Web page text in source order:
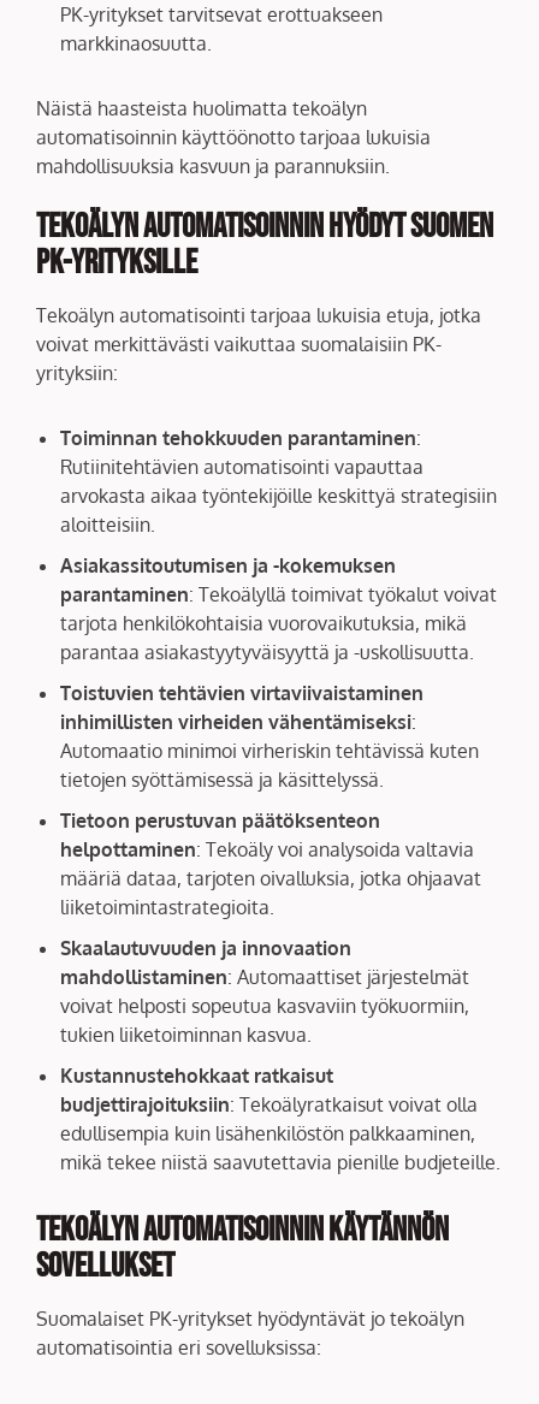
PK-yritykset tarvitsevat erottuakseen
markkinaosuutta.
Näistä haasteista huolimatta tekoälyn
automatisoinnin käyttöönotto tarjoaa lukuisia
mahdollisuuksia kasvuun ja parannuksiin.
Tekoälyn Automatisoinnin Hyödyt Suomen
PK-yrityksille
Tekoälyn automatisointi tarjoaa lukuisia etuja, jotka
voivat merkittävästi vaikuttaa suomalaisiin PK-
yrityksiin:
Toiminnan tehokkuuden parantaminen:
Rutiinitehtävien automatisointi vapauttaa
arvokasta aikaa työntekijöille keskittyä strategisiin
aloitteisiin.
Asiakassitoutumisen ja -kokemuksen
parantaminen: Tekoälyllä toimivat työkalut voivat
tarjota henkilökohtaisia vuorovaikutuksia, mikä
parantaa asiakastyytyväisyyttä ja -uskollisuutta.
Toistuvien tehtävien virtaviivaistaminen
inhimillisten virheiden vähentämiseksi:
Automaatio minimoi virheriskin tehtävissä kuten
tietojen syöttämisessä ja käsittelyssä.
Tietoon perustuvan päätöksenteon
helpottaminen: Tekoäly voi analysoida valtavia
määriä dataa, tarjoten oivalluksia, jotka ohjaavat
liiketoimintastrategioita.
Skaalautuvuuden ja innovaation
mahdollistaminen: Automaattiset järjestelmät
voivat helposti sopeutua kasvaviin työkuormiin,
tukien liiketoiminnan kasvua.
Kustannustehokkaat ratkaisut
budjettirajoituksiin: Tekoälyratkaisut voivat olla
edullisempia kuin lisähenkilöstön palkkaaminen,
mikä tekee niistä saavutettavia pienille budjeteille.
Tekoälyn Automatisoinnin Käytännön
Sovellukset
Suomalaiset PK-yritykset hyödyntävät jo tekoälyn
automatisointia eri sovelluksissa: